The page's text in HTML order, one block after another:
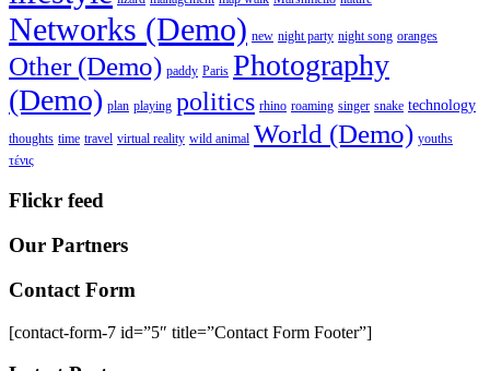
Networks (Demo) new night party night song oranges
Other (Demo) paddy Paris Photography
(Demo) plan playing politics rhino roaming singer snake technology
thoughts time travel virtual reality wild animal World (Demo) youths
τένις
Flickr feed
Our Partners
Contact Form
[contact-form-7 id=”5″ title=”Contact Form Footer”]